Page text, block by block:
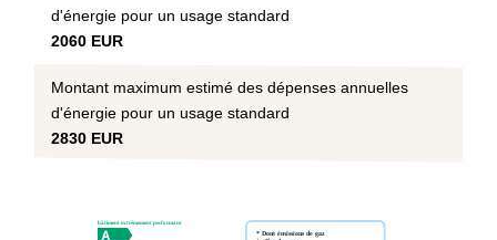
d'énergie pour un usage standard
2060 EUR
Montant maximum estimé des dépenses annuelles
d'énergie pour un usage standard
2830 EUR